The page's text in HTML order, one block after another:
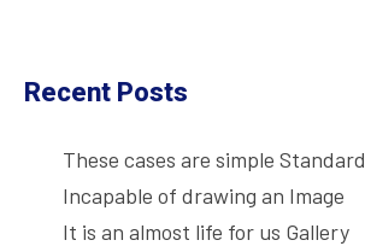
Recent Posts
These cases are simple Standard
Incapable of drawing an Image
It is an almost life for us Gallery